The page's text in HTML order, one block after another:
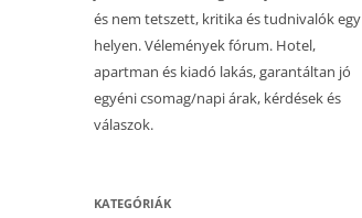
és nem tetszett, kritika és tudnivalók egy
helyen. Vélemények fórum. Hotel,
apartman és kiadó lakás, garantáltan jó
egyéni csomag/napi árak, kérdések és
válaszok.
KATEGÓRIÁK